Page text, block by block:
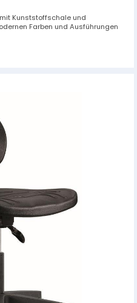
Kunststoffschale und
Farben und Ausführungen